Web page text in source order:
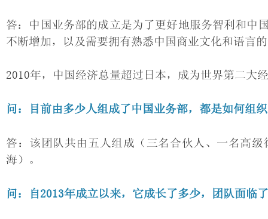
答：中国业务部的成立是为了更好地服务智利和中
不断增加，以及需要拥有熟悉中国商业文化和语言
2010年，中国经济总量超过日本，成为世界第二大
问：目前由多少人组成了中国业务部，都是如何组
答：该团队共由五人组成（三名合伙人、一名高
海）。
问：自2013年成立以来，它成长了多少，团队面临